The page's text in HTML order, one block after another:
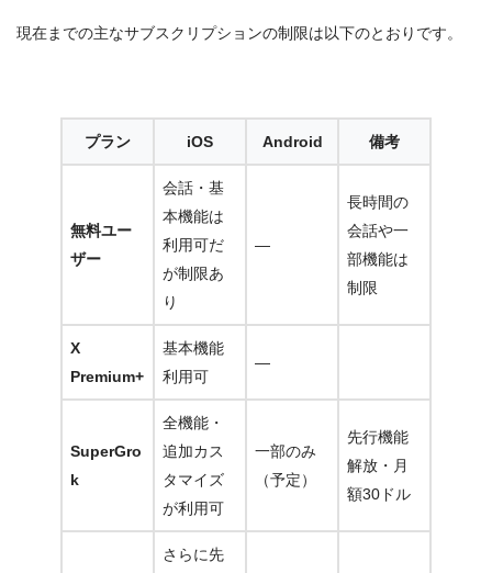
現在までの主なサブスクリプションの制限は以下のとおりです。
プラン iOS Android 備考
無料ユー
ザー
会話・基
本機能は
利用可だ
が制限あ
り
―
長時間の
会話や一
部機能は
制限
X
Premium+
基本機能
利用可
―
SuperGro
k
全機能・
追加カス
タマイズ
が利用可
一部のみ
（予定）
先行機能
解放・月
額30ドル
さらに先